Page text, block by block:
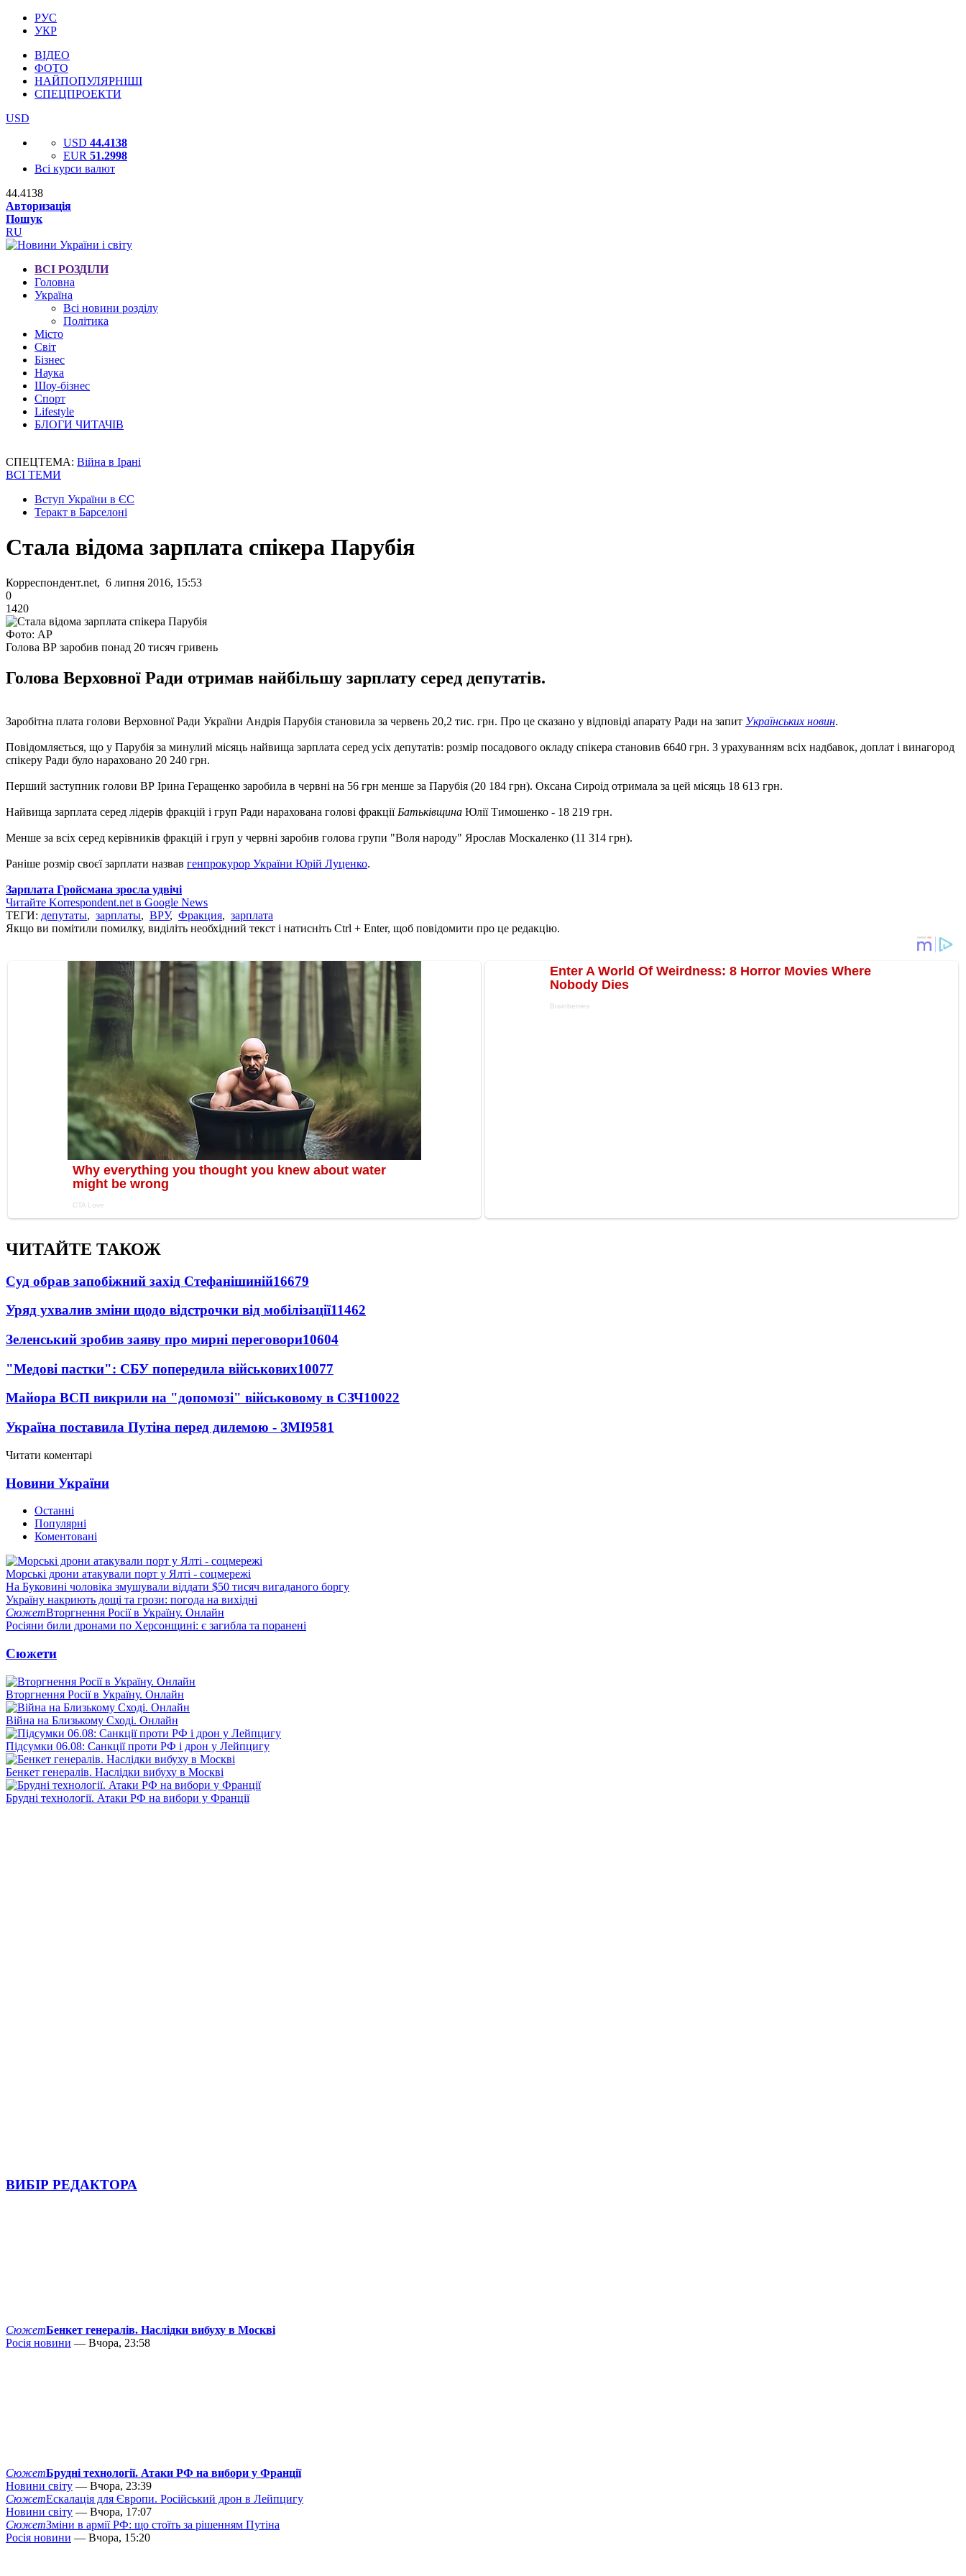
РУС
УКР
ВІДЕО
ФОТО
НАЙПОПУЛЯРНІШІ
СПЕЦПРОЕКТИ
USD
USD 44.4138
EUR 51.2998
Всі курси валют
44.4138
Авторизація
Пошук
RU
ВСІ РОЗДІЛИ
Головна
Україна
Всі новини розділу
Політика
Місто
Світ
Бізнес
Наука
Шоу-бізнес
Спорт
Lifestyle
БЛОГИ ЧИТАЧІВ
СПЕЦТЕМА: Війна в Ірані
ВСІ ТЕМИ
Вступ України в ЄС
Теракт в Барселоні
Стала відома зарплата спікера Парубія
Корреспондент.net, 6 липня 2016, 15:53
0
1420
Фото: AP
Голова ВР заробив понад 20 тисяч гривень
Голова Верховної Ради отримав найбільшу зарплату серед депутатів.
Заробітна плата голови Верховної Ради України Андрія Парубія становила за червень 20,2 тис. грн. Про це сказано у відповіді апарату Ради на запит Українських новин.
Повідомляється, що у Парубія за минулий місяць найвища зарплата серед усіх депутатів: розмір посадового окладу спікера становив 6640 грн. З урахуванням всіх надбавок, доплат і винагород
спікеру Ради було нараховано 20 240 грн.
Перший заступник голови ВР Ірина Геращенко заробила в червні на 56 грн менше за Парубія (20 184 грн). Оксана Сироід отримала за цей місяць 18 613 грн.
Найвища зарплата серед лідерів фракцій і груп Ради нарахована голові фракції Батьківщина Юлії Тимошенко - 18 219 грн.
Менше за всіх серед керівників фракцій і груп у червні заробив голова групи "Воля народу" Ярослав Москаленко (11 314 грн).
Раніше розмір своєї зарплати назвав генпрокурор України Юрій Луценко.
Зарплата Гройсмана зросла удвічі
Читайте Korrespondent.net в Google News
ТЕГИ: депутаты, зарплаты, ВРУ, Фракция, зарплата
Якщо ви помітили помилку, виділіть необхідний текст і натисніть Ctrl + Enter, щоб повідомити про це редакцію.
ЧИТАЙТЕ ТАКОЖ
Суд обрав запобіжний захід Стефанішиній16679
Уряд ухвалив зміни щодо відстрочки від мобілізації11462
Зеленський зробив заяву про мирні переговори10604
"Медові пастки": СБУ попередила військових10077
Майора ВСП викрили на "допомозі" військовому в СЗЧ10022
Україна поставила Путіна перед дилемою - ЗМІ9581
Читати коментарі
Новини України
Останні
Популярні
Коментовані
Морські дрони атакували порт у Ялті - соцмережі
На Буковині чоловіка змушували віддати $50 тисяч вигаданого боргу
Україну накриють дощі та грози: погода на вихідні
СюжетВторгнення Росії в Україну. Онлайн
Росіяни били дронами по Херсонщині: є загибла та поранені
Сюжети
Вторгнення Росії в Україну. Онлайн
Війна на Близькому Сході. Онлайн
Підсумки 06.08: Санкції проти РФ і дрон у Лейпцигу
Бенкет генералів. Наслідки вибуху в Москві
Брудні технології. Атаки РФ на вибори у Франції
ВИБІР РЕДАКТОРА
СюжетБенкет генералів. Наслідки вибуху в Москві
Росія новини — Вчора, 23:58
СюжетБрудні технології. Атаки РФ на вибори у Франції
Новини світу — Вчора, 23:39
СюжетЕскалація для Європи. Російський дрон в Лейпцигу
Новини світу — Вчора, 17:07
СюжетЗміни в армії РФ: що стоїть за рішенням Путіна
Росія новини — Вчора, 15:20